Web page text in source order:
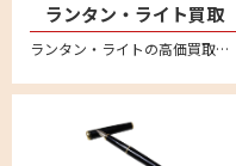
ランタン・ライト買取
ランタン・ライトの高価買取なら買取専門店のリムーブ(reMOVE)。リムーブなら、宅配買取専門店なので、日本全国どこからでも買取が可能！しかも送料は完全無料！簡単・安心・丁寧な宅配専門の買取サービスです。自宅に居ながら査定～入金まで安心してお任せください。LED・電池式ランタン、ライト・ランタンなど、幅広く買取させていただきます。コールマン(Coleman)やスノーピーク(snow peak)、ペトロマックス(Petromax)、デイツ(DIETZ) 、フュアーハンド(FEUERHAND) など買取対象ブランド多数！汚れや傷があってもお買取させていただいております。買取査定額に満足された場合のみお買取させていただきますので、お気軽にお問い合わせください。